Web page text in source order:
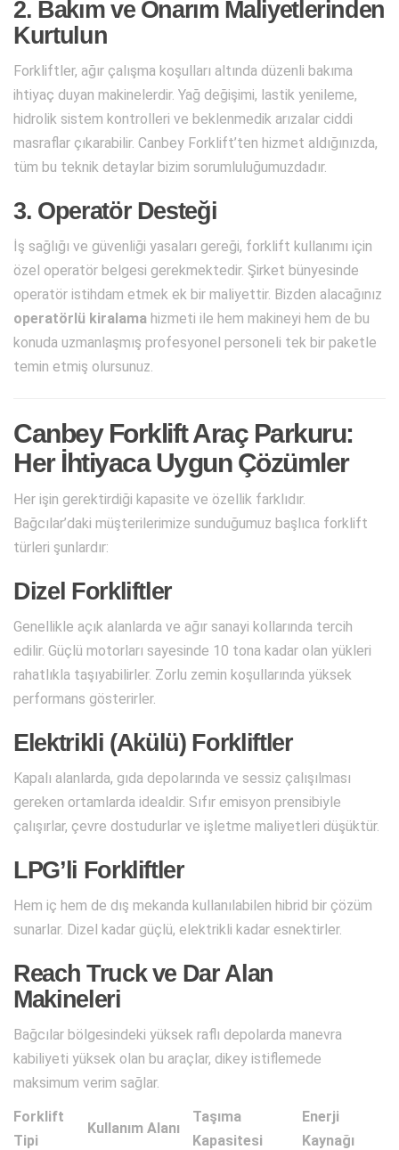
2. Bakım ve Onarım Maliyetlerinden
Kurtulun
Forkliftler, ağır çalışma koşulları altında düzenli bakıma
ihtiyaç duyan makinelerdir. Yağ değişimi, lastik yenileme,
hidrolik sistem kontrolleri ve beklenmedik arızalar ciddi
masraflar çıkarabilir. Canbey Forklift’ten hizmet aldığınızda,
tüm bu teknik detaylar bizim sorumluluğumuzdadır.
3. Operatör Desteği
İş sağlığı ve güvenliği yasaları gereği, forklift kullanımı için
özel operatör belgesi gerekmektedir. Şirket bünyesinde
operatör istihdam etmek ek bir maliyettir. Bizden alacağınız
operatörlü kiralama hizmeti ile hem makineyi hem de bu
konuda uzmanlaşmış profesyonel personeli tek bir paketle
temin etmiş olursunuz.
Canbey Forklift Araç Parkuru:
Her İhtiyaca Uygun Çözümler
Her işin gerektirdiği kapasite ve özellik farklıdır.
Bağcılar’daki müşterilerimize sunduğumuz başlıca forklift
türleri şunlardır:
Dizel Forkliftler
Genellikle açık alanlarda ve ağır sanayi kollarında tercih
edilir. Güçlü motorları sayesinde 10 tona kadar olan yükleri
rahatlıkla taşıyabilirler. Zorlu zemin koşullarında yüksek
performans gösterirler.
Elektrikli (Akülü) Forkliftler
Kapalı alanlarda, gıda depolarında ve sessiz çalışılması
gereken ortamlarda idealdir. Sıfır emisyon prensibiyle
çalışırlar, çevre dostudurlar ve işletme maliyetleri düşüktür.
LPG’li Forkliftler
Hem iç hem de dış mekanda kullanılabilen hibrid bir çözüm
sunarlar. Dizel kadar güçlü, elektrikli kadar esnektirler.
Reach Truck ve Dar Alan
Makineleri
Bağcılar bölgesindeki yüksek raflı depolarda manevra
kabiliyeti yüksek olan bu araçlar, dikey istiflemede
maksimum verim sağlar.
Forklift
Tipi
Kullanım Alanı
Taşıma
Kapasitesi
Enerji
Kaynağı